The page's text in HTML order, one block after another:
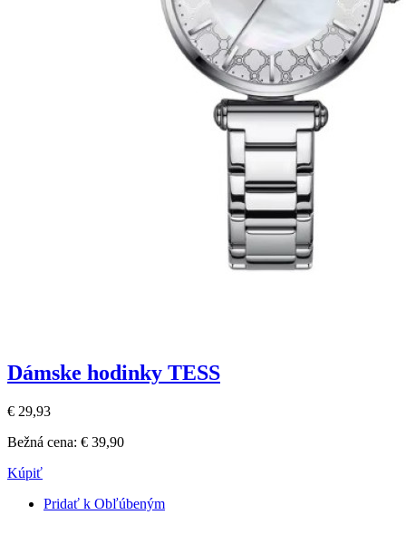
Dámske hodinky TESS
€ 29,93
Bežná cena: € 39,90
Kúpiť
Pridať k Obľúbeným